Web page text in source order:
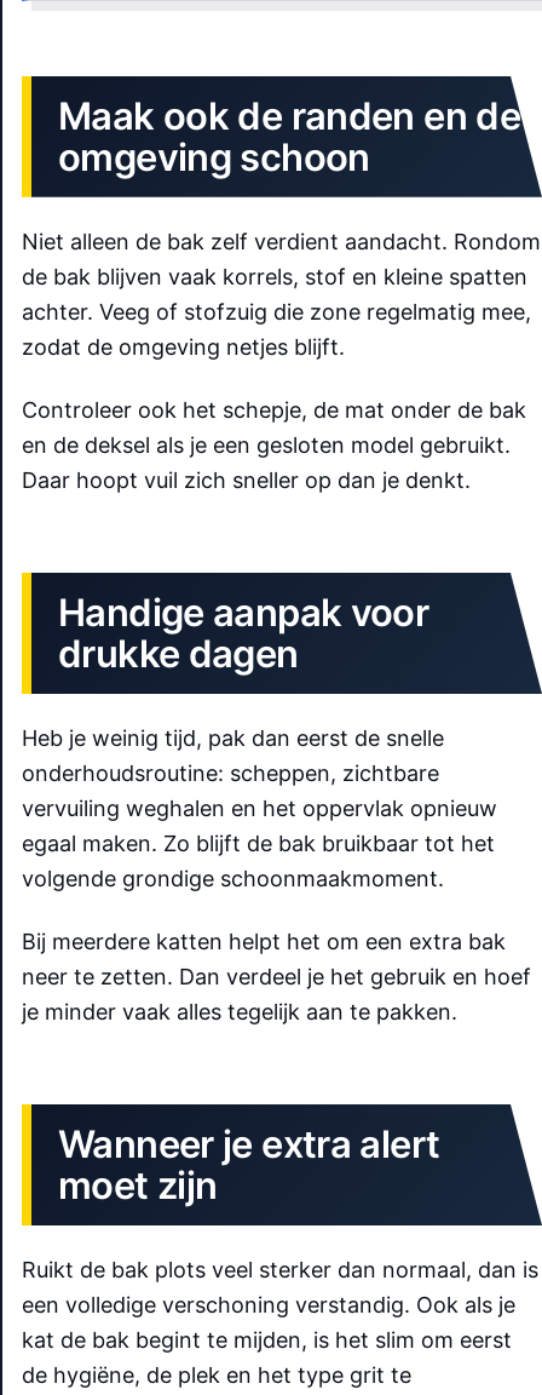
Maak ook de randen en de
omgeving schoon
Niet alleen de bak zelf verdient aandacht. Rondom
de bak blijven vaak korrels, stof en kleine spatten
achter. Veeg of stofzuig die zone regelmatig mee,
zodat de omgeving netjes blijft.
Controleer ook het schepje, de mat onder de bak
en de deksel als je een gesloten model gebruikt.
Daar hoopt vuil zich sneller op dan je denkt.
Handige aanpak voor
drukke dagen
Heb je weinig tijd, pak dan eerst de snelle
onderhoudsroutine: scheppen, zichtbare
vervuiling weghalen en het oppervlak opnieuw
egaal maken. Zo blijft de bak bruikbaar tot het
volgende grondige schoonmaakmoment.
Bij meerdere katten helpt het om een extra bak
neer te zetten. Dan verdeel je het gebruik en hoef
je minder vaak alles tegelijk aan te pakken.
Wanneer je extra alert
moet zijn
Ruikt de bak plots veel sterker dan normaal, dan is
een volledige verschoning verstandig. Ook als je
kat de bak begint te mijden, is het slim om eerst
de hygiëne, de plek en het type grit te